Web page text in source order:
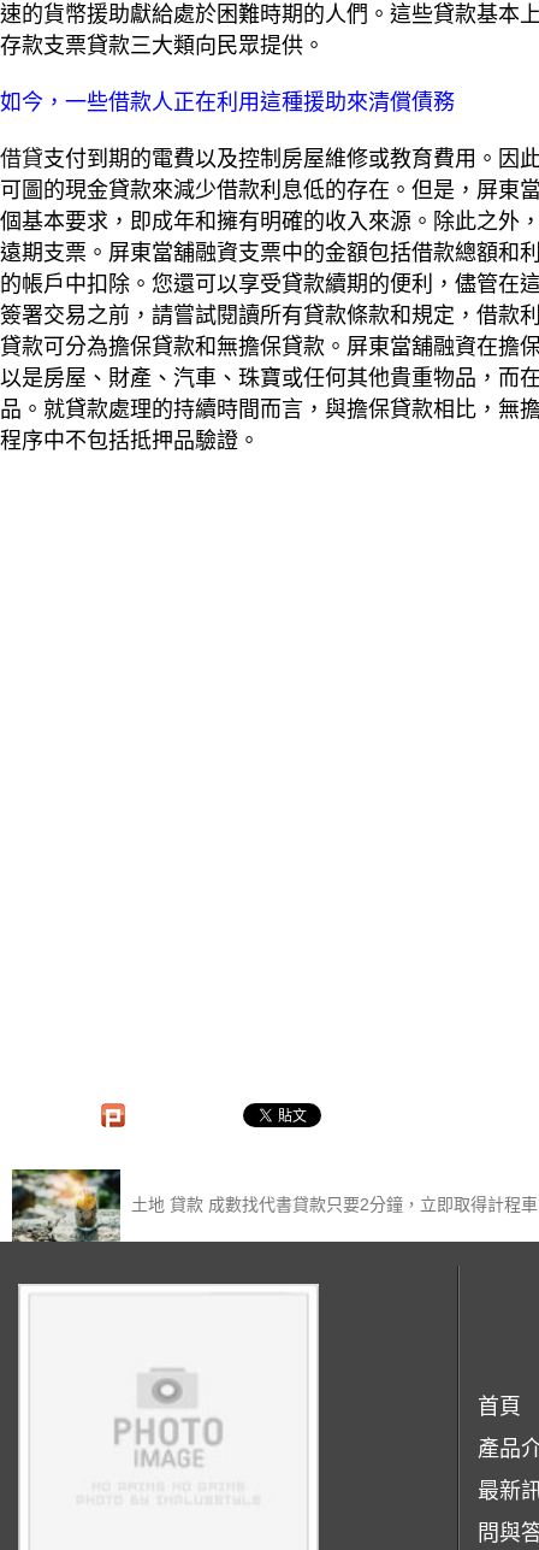
速的貨幣援助獻給處於困難時期的人們。這些貸款基本
存款支票貸款三大類向民眾提供。
如今，一些借款人正在利用這種援助來清償債務
借貸支付到期的電費以及控制房屋維修或教育費用。因
可圖的現金貸款來減少借款利息低的存在。但是，屏東
個基本要求，即成年和擁有明確的收入來源。除此之外
遠期支票。屏東當舖融資支票中的金額包括借款總額和
的帳戶中扣除。您還可以享受貸款續期的便利，儘管在
簽署交易之前，請嘗試閱讀所有貸款條款和規定，借款
貸款可分為擔保貸款和無擔保貸款。屏東當舖融資在擔
以是房屋、財產、汽車、珠寶或任何其他貴重物品，而
品。就貸款處理的持續時間而言，與擔保貸款相比，無
程序中不包括抵押品驗證。
土地 貸款 成數找代書貸款只要2分鐘，立即取得計程
首頁
產品
最新
問與